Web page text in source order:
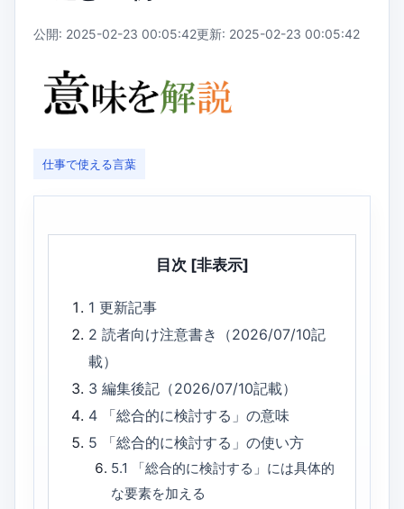
公開: 2025-02-23 00:05:42更新: 2025-02-23 00:05:42
仕事で使える言葉
目次 [非表示]
1更新記事
2読者向け注意書き（2026/07/10記
載）
3編集後記（2026/07/10記載）
4
「総合的に検討する」の意味
5
「総合的に検討する」の使い方
5.1
「総合的に検討する」には具体的
な要素を加える